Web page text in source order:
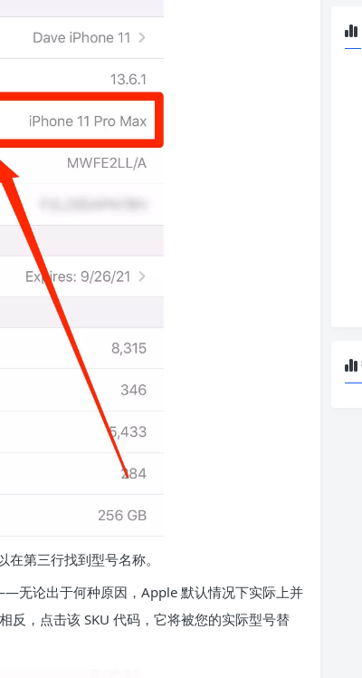
第三行找到型号名称。
无论出于何种原因，Apple 默认情况下实际上并
反，点击该 SKU 代码，它将被您的实际型号替